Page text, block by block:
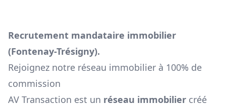
Recrutement mandataire immobilier
(Fontenay-Trésigny).
Rejoignez notre réseau immobilier à 100% de
commission
AV Transaction est un réseau immobilier créé